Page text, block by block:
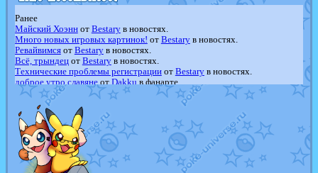
Ранее
Майский Хоэннот Bestaryв новостях.
Много новых игровых картинок! от Bestaryв новостях.
Ревайвимсяот Bestaryв новостях.
Всё, трындецот Bestaryв новостях.
Технические проблемы регистрацииот Bestaryв новостях.
доброе утро славянеот Dakku в фанарте.
Йолда и Мимикью отMavisNyanCatв фанарте.
Недовольный котомангуст
в фанарте.
The Dark Wishmaker
отRandomon
шадоу спиритомб
отilovearceus
в фанарте.
траббишотilovearceusв фанарте.
Raging BoltотGraceDaFox
в фанарте.
Shadow mismagiusотJOK_julia
в фанарте.
художникотvicavicaв фанарте.